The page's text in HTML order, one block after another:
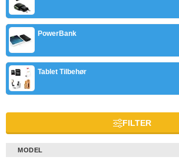
PowerBank
Tablet Tilbehør
FILTER
MODEL